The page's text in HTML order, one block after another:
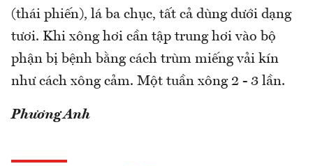
(thái phiến), lá ba chục, tất cả dùng dưới dạng
tươi. Khi xông hơi cần tập trung hơi vào bộ
phận bị bệnh bằng cách trùm miếng vải kín
như cách xông cảm. Một tuần xông 2 - 3 lần.
Phương Anh